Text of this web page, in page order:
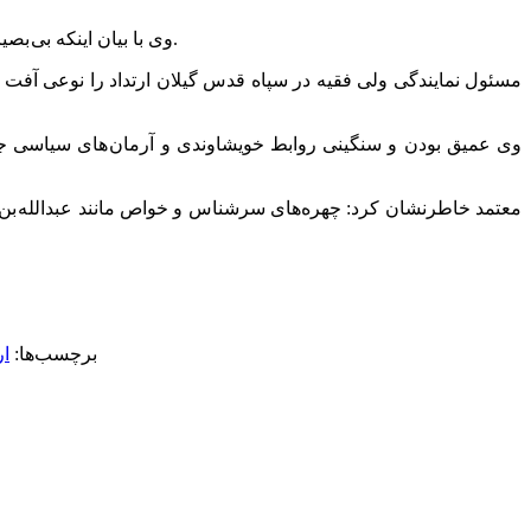
وی با بیان اینکه بی بصیرتی خواص یکی از عوامل تأثیرگذار در جریان کربلا بود، افزود: یکی از اساسی ترین ابعاد حادثه عاشورا، درس ها و عبرت های این نهضت است.
مسئول نمایندگی ولی فقیه در سپاه قدس گیلان ارتداد را نوعی
وی عمیق بودن و سنگینی روابط خویشاوندی و آرمان های سیاسی
معتمد خاطرنشان کرد: چهره‌های سرشناس و خواص مانند عبدالله بن
برچسب‌ها: